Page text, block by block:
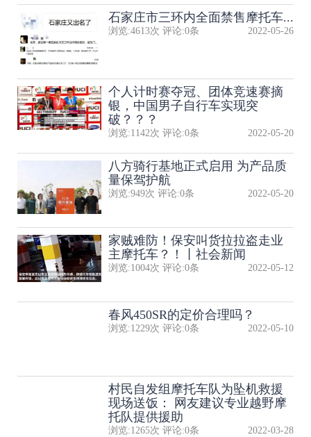
石家庄市三环内全面禁售摩托车...
浏览:4613次 评论:0条 2022-05-26
个人计时赛夺冠、团体竞速赛摘
银，中国男子自行车实现突
破？？？
浏览:1142次 评论:0条 2022-05-20
八方骑行基地正式启用 为产品质
量保驾护航
浏览:949次 评论:0条 2022-05-20
家贼难防！保安叫货拉拉盗走业
主摩托车？！丨社会新闻
浏览:1004次 评论:0条 2022-05-12
春风450SR的定价合理吗？
浏览:1229次 评论:0条 2022-05-10
村民自发组摩托车队为坠机救援
现场送饭： 网友建议专业越野摩
托队提供援助
浏览:1265次 评论:0条 2022-03-28